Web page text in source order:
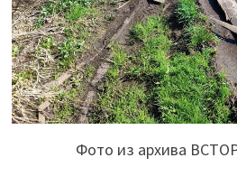
Фото из архива